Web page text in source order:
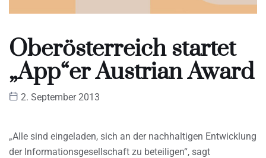
Oberösterreich startet
„App“er Austrian Award
2. September 2013
„Alle sind eingeladen, sich an der nachhaltigen Entwicklung
der Informationsgesellschaft zu beteiligen“, sagt